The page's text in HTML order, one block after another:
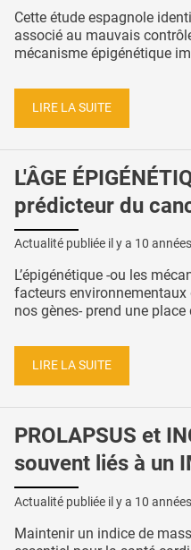
Cette étude espagnole
associé au mauvais
mécanisme épigénétique
LIRE LA SUITE
L'ÂGE
prédicteur du
Actualité publiée il y a 10
L’épigénétique -ou les
facteurs
nos gènes- prend une place
LIRE LA SUITE
PROLAPSUS et
souvent liés à un
Actualité publiée il y a 10
Maintenir un indice de